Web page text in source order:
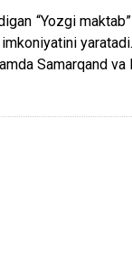
“Yozgi
Samarqand